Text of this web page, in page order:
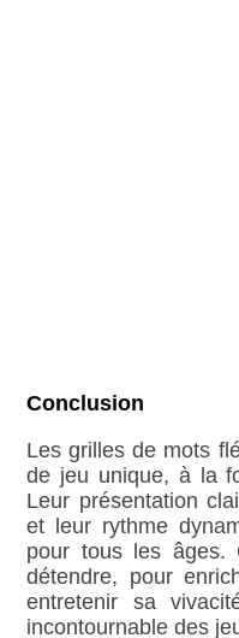
Conclusion
Les grilles de mots
de jeu unique, à la
Leur présentation
et leur rythme
pour tous les âges.
détendre, pour
entretenir sa
incontournable des